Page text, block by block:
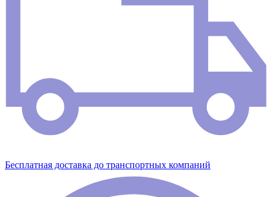
Бесплатная доставка до транспортных компаний